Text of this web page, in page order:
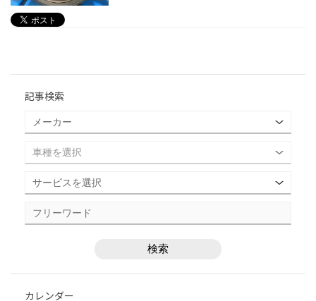
記事検索
カレンダー